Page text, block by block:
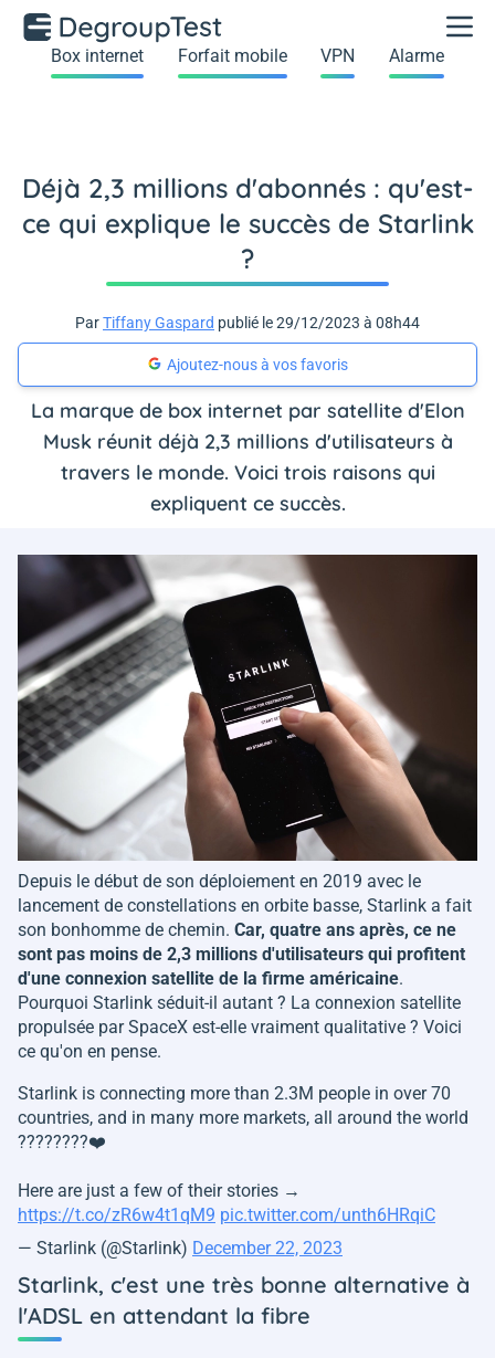
Box internet Forfait mobile VPN Alarme
Déjà 2,3 millions d'abonnés : qu'est-
ce qui explique le succès de Starlink
?
ParTiffany Gaspard publié le 29/12/2023 à 08h44
Ajoutez-nous à vos favoris
La marque de box internet par satellite d'Elon
Musk réunit déjà 2,3 millions d'utilisateurs à
travers le monde. Voici trois raisons qui
expliquent ce succès.
Depuis le début de son déploiement en 2019 avec le
lancement de constellations en orbite basse, Starlink a fait
son bonhomme de chemin. Car, quatre ans après, ce ne
sont pas moins de 2,3 millions d'utilisateurs qui profitent
d'une connexion satellite de la firme américaine.
Pourquoi Starlink séduit-il autant ? La connexion satellite
propulsée par SpaceX est-elle vraiment qualitative ? Voici
ce qu'on en pense.
Starlink is connecting more than 2.3M people in over 70
countries, and in many more markets, all around the world
????️????❤️
Here are just a few of their stories →
https://t.co/zR6w4t1qM9 pic.twitter.com/unth6HRqiC
— Starlink (@Starlink) December 22, 2023
Starlink, c'est une très bonne alternative à
l'ADSL en attendant la fibre